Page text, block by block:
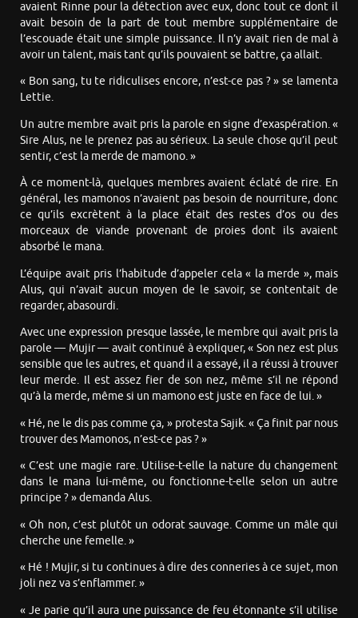
avaient Rinne pour la détection avec eux, donc tout ce dont il
avait besoin de la part de tout membre supplémentaire de
l’escouade était une simple puissance. Il n’y avait rien de mal à
avoir un talent, mais tant qu’ils pouvaient se battre, ça allait.
« Bon sang, tu te ridiculises encore, n’est-ce pas ? » se lamenta
Lettie.
Un autre membre avait pris la parole en signe d’exaspération. «
Sire Alus, ne le prenez pas au sérieux. La seule chose qu’il peut
sentir, c’est la merde de mamono. »
À ce moment-là, quelques membres avaient éclaté de rire. En
général, les mamonos n’avaient pas besoin de nourriture, donc
ce qu’ils excrètent à la place était des restes d’os ou des
morceaux de viande provenant de proies dont ils avaient
absorbé le mana.
L’équipe avait pris l’habitude d’appeler cela « la merde », mais
Alus, qui n’avait aucun moyen de le savoir, se contentait de
regarder, abasourdi.
Avec une expression presque lassée, le membre qui avait pris la
parole — Mujir — avait continué à expliquer, « Son nez est plus
sensible que les autres, et quand il a essayé, il a réussi à trouver
leur merde. Il est assez fier de son nez, même s’il ne répond
qu’à la merde, même si un mamono est juste en face de lui. »
« Hé, ne le dis pas comme ça, » protesta Sajik. « Ça finit par nous
trouver des Mamonos, n’est-ce pas ? »
« C’est une magie rare. Utilise-t-elle la nature du changement
dans le mana lui-même, ou fonctionne-t-elle selon un autre
principe ? » demanda Alus.
« Oh non, c’est plutôt un odorat sauvage. Comme un mâle qui
cherche une femelle. »
« Hé ! Mujir, si tu continues à dire des conneries à ce sujet, mon
joli nez va s’enflammer. »
« Je parie qu’il aura une puissance de feu étonnante s’il utilise